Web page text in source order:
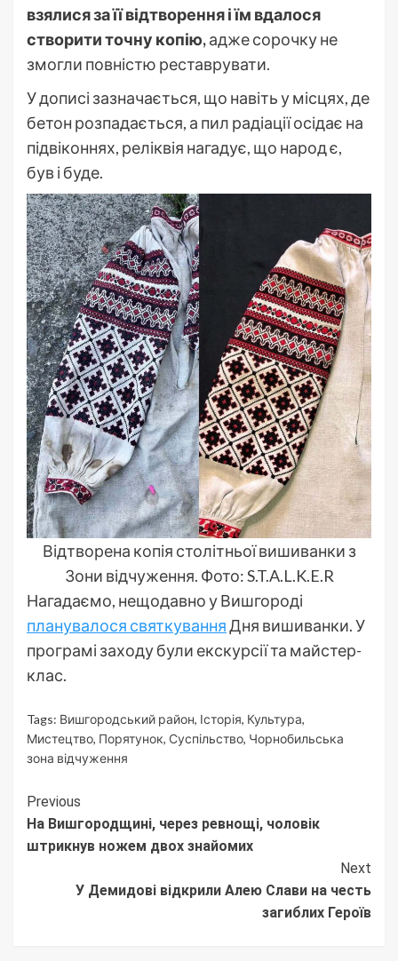
взялися за її відтворення і їм вдалося
створити точну копію,адже сорочку не
змогли повністю реставрувати.
У дописі зазначається, що навіть у місцях, де
бетон розпадається, а пил радіації осідає на
підвіконнях, реліквія нагадує, що народ є,
був і буде.
Відтворена копія столітньої вишиванки з
Зони відчуження. Фото: S.T.A.L.K.E.R
Нагадаємо, нещодавно у Вишгороді
планувалося святкуванняДня вишиванки. У
програмі заходу були екскурсії та майстер-
клас.
Tags: Вишгородський район, Історія, Культура,
Мистецтво, Порятунок, Суспільство, Чорнобильська
зона відчуження
Continue
Reading
Previous
На Вишгородщині, через ревнощі, чоловік
штрикнув ножем двох знайомих
Next
У Демидові відкрили Алею Слави на честь
загиблих Героїв